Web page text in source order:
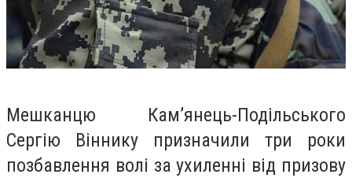
Мешканцю Кам’янець-Подільського
Сергію Віннику призначили три роки
позбавлення волі за ухиленні від призову